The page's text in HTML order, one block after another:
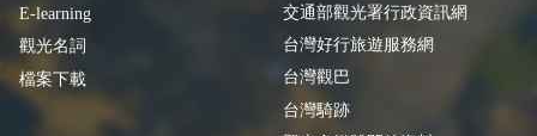
E-learning
觀光名詞
檔案下載
交通部觀光署行政資訊網
台灣好行旅遊服務網
台灣觀巴
台灣騎跡